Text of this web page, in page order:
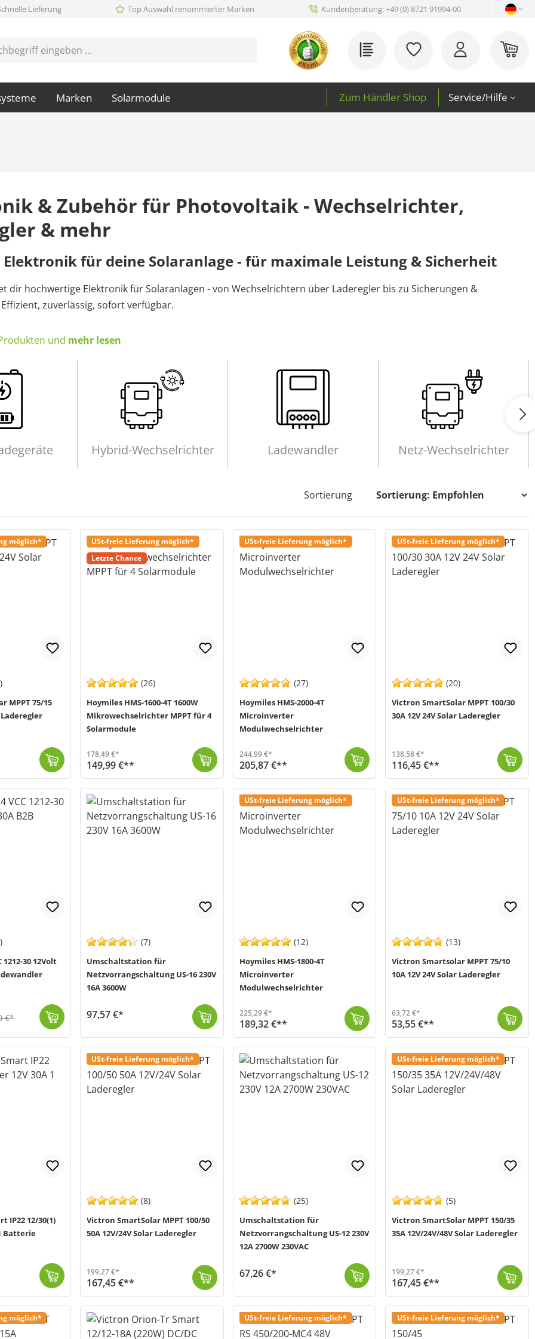
Lieferung Top Auswahl renommierter Marken Kundenberatung:+49 (0) 8721 91994-00
Du hast 0 Produkte auf
Marken Solarmodule Zum Händler Shop Service/Hilfe
& Zubehör für Photovoltaik - Wechselrichter,
& mehr
für deine Solaranlage - für maximale Leistung & Sicherheit
dir hochwertige Elektronik für Solaranlagen - von Wechselrichtern über Laderegler bis zu Sicherungen &
zuverlässig, sofort verfügbar.
und mehr lesen
Hybrid-Wechselrichter Ladewandler Netz-Wechselrichter
Sortierung
möglich*
MPPT 75/15
Laderegler
USt-freie Lieferung möglich*
Letzte Chance
(26)
Hoymiles HMS-1600-4T 1600W
Mikrowechselrichter MPPT für 4
Solarmodule
178,49 €*
149,99 €**
USt-freie Lieferung möglich*
(27)
Hoymiles HMS-2000-4T
Microinverter
Modulwechselrichter
244,99 €*
205,87 €**
USt-freie Lieferung möglich*
(20)
Victron SmartSolar MPPT 100/30
30A 12V 24V Solar Laderegler
138,58 €*
116,45 €**
1212-30 12Volt
€*
(7)
Umschaltstation für
Netzvorrangschaltung US-16 230V
16A 3600W
97,57 €*
USt-freie Lieferung möglich*
(12)
Hoymiles HMS-1800-4T
Microinverter
Modulwechselrichter
225,29 €*
189,32 €**
USt-freie Lieferung möglich*
(13)
Victron Smartsolar MPPT 75/10
10A 12V 24V Solar Laderegler
63,72 €*
53,55 €**
IP22 12/30(1)
Batterie
USt-freie Lieferung möglich*
(8)
Victron SmartSolar MPPT 100/50
50A 12V/24V Solar Laderegler
199,27 €*
167,45 €**
(25)
Umschaltstation für
Netzvorrangschaltung US-12 230V
12A 2700W 230VAC
67,26 €*
USt-freie Lieferung möglich*
(5)
Victron SmartSolar MPPT 150/35
35A 12V/24V/48V Solar Laderegler
199,27 €*
167,45 €**
möglich* USt-freie Lieferung möglich* USt-freie Lieferung möglich*